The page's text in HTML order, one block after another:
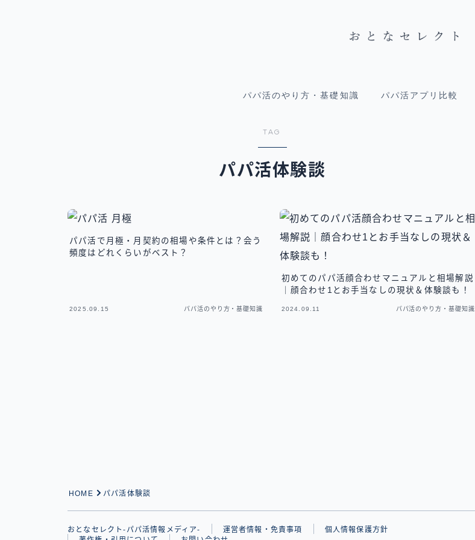
パパ活のやり方・基礎知識 パパ活アプリ比較
TAG
パパ活体験談
パパ活で月極・月契約の相場や条件とは？会う
頻度はどれくらいがベスト？
2025.09.15 パパ活のやり方・基礎知識
初めてのパパ活顔合わせマニュアルと相場解説
｜顔合わせ1とお手当なしの現状＆体験談も！
2024.09.11 パパ活のやり方・基礎知識
HOME パパ活体験談
おとなセレクト-パパ活情報メディア- 運営者情報・免責事項
個人情報保護方針